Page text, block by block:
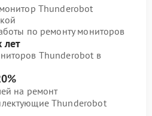
Thunderobot
по ремонту мониторов
лет
Thunderobot в
на ремонт
Thunderobot